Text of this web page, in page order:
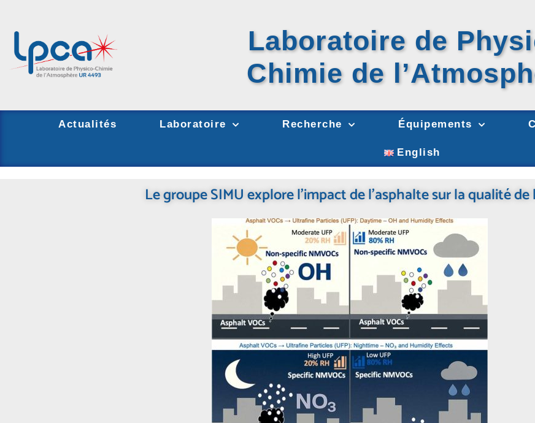
Laboratoire de
Chimie de
Actualités Laboratoire Recherche Équipements
English
Le groupe SIMU explore l’impact de l’asphalte sur la qualité de